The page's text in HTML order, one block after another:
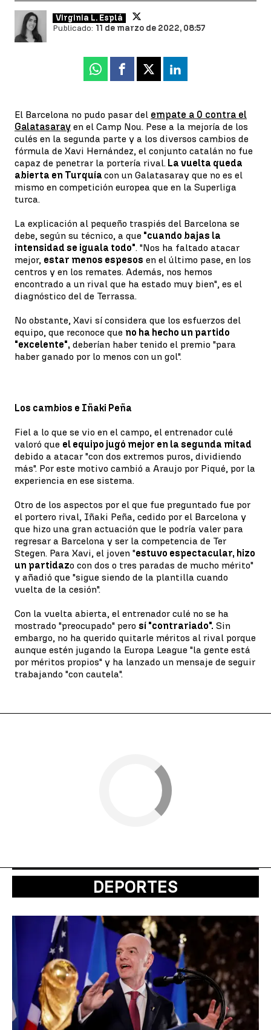
Virginia L. Esplá
Publicado: 11 de marzo de 2022, 08:57
Whatsapp
Facebook
X Linkedin
El Barcelona no pudo pasar del empate a 0 contra el
Galatasaray en el Camp Nou. Pese a la mejoría de los
culés en la segunda parte y a los diversos cambios de
fórmula de Xavi Hernández, el conjunto catalán no fue
capaz de penetrar la portería rival. La vuelta queda
abierta en Turquía con un Galatasaray que no es el
mismo en competición europea que en la Superliga
turca.
La explicación al pequeño traspiés del Barcelona se
debe, según su técnico, a que "cuando bajas la
intensidad se iguala todo". "Nos ha faltado atacar
mejor, estar menos espesos en el último pase, en los
centros y en los remates. Además, nos hemos
encontrado a un rival que ha estado muy bien", es el
diagnóstico del de Terrassa.
No obstante, Xavi sí considera que los esfuerzos del
equipo, que reconoce que no ha hecho un partido
"excelente", deberían haber tenido el premio "para
haber ganado por lo menos con un gol".
Los cambios e Iñaki Peña
Fiel a lo que se vio en el campo, el entrenador culé
valoró que el equipo jugó mejor en la segunda mitad
debido a atacar "con dos extremos puros, dividiendo
más". Por este motivo cambió a Araujo por Piqué, por la
experiencia en ese sistema.
Otro de los aspectos por el que fue preguntado fue por
el portero rival, Iñaki Peña, cedido por el Barcelona y
que hizo una gran actuación que le podría valer para
regresar a Barcelona y ser la competencia de Ter
Stegen. Para Xavi, el joven "estuvo espectacular, hizo
un partidazo con dos o tres paradas de mucho mérito"
y añadió que "sigue siendo de la plantilla cuando
vuelta de la cesión".
Con la vuelta abierta, el entrenador culé no se ha
mostrado "preocupado" pero sí "contrariado". Sin
embargo, no ha querido quitarle méritos al rival porque
aunque estén jugando la Europa League "la gente está
por méritos propios" y ha lanzado un mensaje de seguir
trabajando "con cautela".
DEPORTES